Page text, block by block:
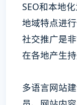
SEO和本地
地域特点进
社交推广是
在各地产生持
多语言网站